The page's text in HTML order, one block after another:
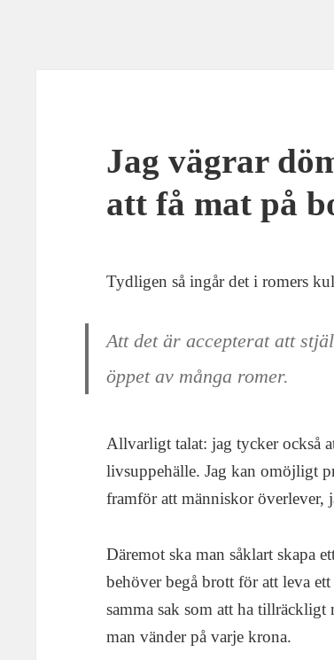
Jag vägrar
att få mat på
Tydligen så ingår det i romers
Att det är accepterat att
öppet av många romer.
Allvarligt talat: jag tycker också
livsuppehälle. Jag kan omöjligt
framför att människor överlever,
Däremot ska man såklart skapa
behöver begå brott för att leva
samma sak som att ha
man vänder på varje krona.